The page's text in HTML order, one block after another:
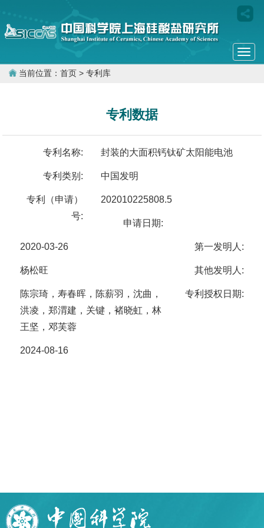
当前位置： 首页 > 专利库
专利数据
专利名称: 封装的大面积钙钛矿太阳能电池
专利类别: 中国发明
专利（申请）
号:
202010225808.5
申请日期:
2020-03-26 第一发明人:
杨松旺 其他发明人:
陈宗琦，寿春晖，陈薪羽，沈曲，
洪凌，郑渭建，关键，褚晓虹，林
王坚，邓芙蓉
专利授权日期:
2024-08-16